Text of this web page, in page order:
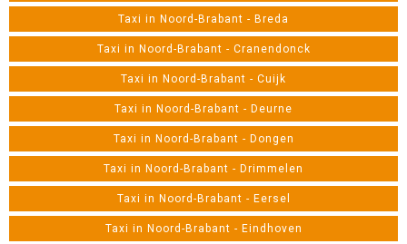
Taxi in Noord-Brabant - Breda
Taxi in Noord-Brabant - Cranendonck
Taxi in Noord-Brabant - Cuijk
Taxi in Noord-Brabant - Deurne
Taxi in Noord-Brabant - Dongen
Taxi in Noord-Brabant - Drimmelen
Taxi in Noord-Brabant - Eersel
Taxi in Noord-Brabant - Eindhoven